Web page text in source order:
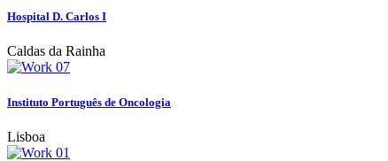
Hospital D. Carlos I
Caldas da Rainha
Instituto Português de Oncologia
Lisboa